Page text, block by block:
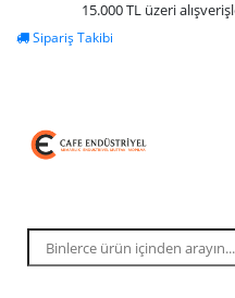
15.000 TL üzeri
Sipariş Takibi